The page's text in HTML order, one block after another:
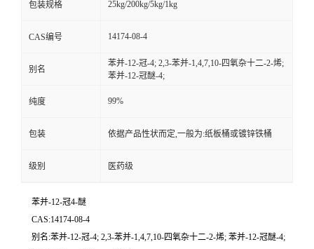
包装规格 25kg/200kg/5kg/1kg
CAS编号 14174-08-4
别名
苯并-12-冠-4; 2,3-苯并-1,4,7,10-四氧杂十二-2-烯;
苯并-12-冠醚-4;
纯度 99%
包装 依据产品性状而定,一般为:纸板桶或镀锌铁桶
级别 医药级
苯并-12-冠4-醚
CAS:14174-08-4
别名:苯并-12-冠-4; 2,3-苯并-1,4,7,10-四氧杂十二-2-烯; 苯并-12-冠醚-4;